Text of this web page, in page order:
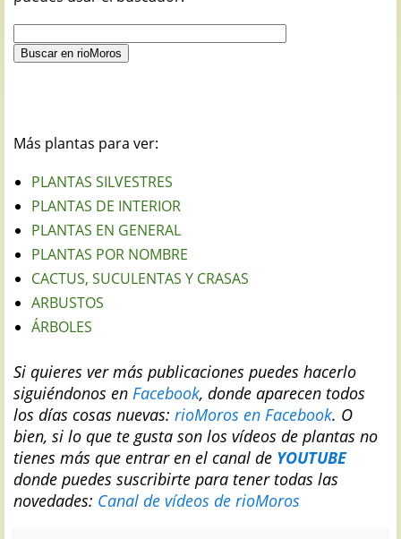
Más plantas para ver:
PLANTAS SILVESTRES
PLANTAS DE INTERIOR
PLANTAS EN GENERAL
PLANTAS POR NOMBRE
CACTUS, SUCULENTAS Y CRASAS
ARBUSTOS
ÁRBOLES
Si quieres ver más publicaciones puedes hacerlo
siguiéndonos en Facebook, donde aparecen todos
los días cosas nuevas: rioMoros en Facebook. O
bien, si lo que te gusta son los vídeos de plantas no
tienes más que entrar en el canal de YOUTUBE
donde puedes suscribirte para tener todas las
novedades: Canal de vídeos de rioMoros